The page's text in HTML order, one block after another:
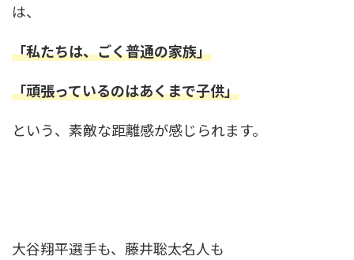
は、
「私たちは、ごく普通の家族」
「頑張っているのはあくまで子供」
という、素敵な距離感が感じられます。
大谷翔平選手も、藤井聡太名人も